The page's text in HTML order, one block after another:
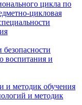
цикла по
цикловая
воспитания и
и методик обучения
и методик